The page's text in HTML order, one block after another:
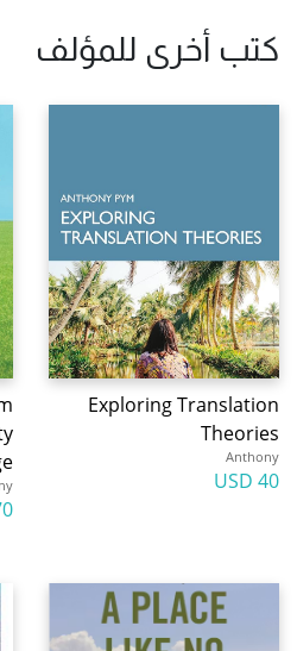
كتب أخرى للمؤلف
Exploring Translation
Theories
Anthony
40 USD